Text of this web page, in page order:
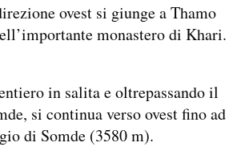
ovest si giunge a Thamo
monastero di Khari.
in salita e oltrepassando il
si continua verso ovest fino ad
di Somde (3580 m).